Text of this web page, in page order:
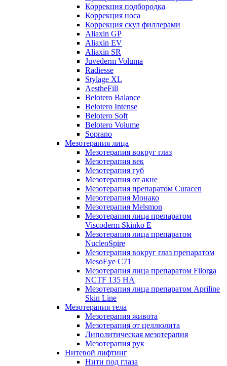
Коррекция подбородка
Коррекция носа
Коррекция скул филлерами
Aliaxin GP
Aliaxin EV
Aliaxin SR
Juvederm Voluma
Radiesse
Stylage XL
AestheFill
Belotero Balance
Belotero Intense
Belotero Soft
Belotero Volume
Soprano
Мезотерапия лица
Мезотерапия вокруг глаз
Мезотерапия век
Мезотерапия губ
Мезотерапия от акне
Мезотерапия препаратом Curacen
Мезотерапия Монако
Мезотерапия Melsmon
Мезотерапия лица препаратом
Viscoderm Skinko E
Мезотерапия лица препаратом
NucleoSpire
Мезотерапия вокруг глаз препаратом
MesoEye С71
Мезотерапия лица препаратом Filorga
NCTF 135 HA
Мезотерапия лица препаратом Apriline
Skin Line
Мезотерапия тела
Мезотерапия живота
Мезотерапия от целлюлита
Липолитическая мезотерапия
Мезотерапия рук
Нитевой лифтинг
Нити под глаза